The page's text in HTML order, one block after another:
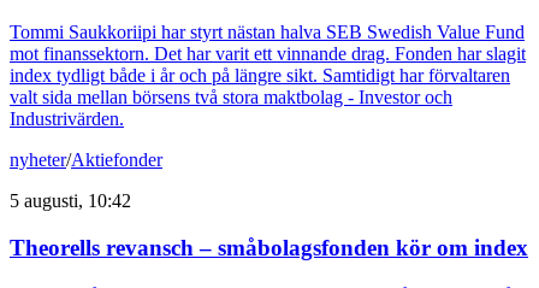
Tommi Saukkoriipi har styrt nästan halva SEB Swedish Value Fund
mot finanssektorn. Det har varit ett vinnande drag. Fonden har slagit
index tydligt både i år och på längre sikt. Samtidigt har förvaltaren
valt sida mellan börsens två stora maktbolag - Investor och
Industrivärden.
nyheter/Aktiefonder
5 augusti, 10:42
Theorells revansch – småbolagsfonden kör om index